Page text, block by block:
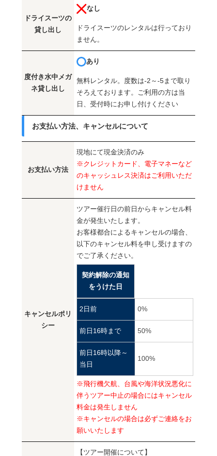
ドライスーツの
貸し出し
なし
ドライスーツのレンタルは行っており
ません。
度付き水中メガ
ネ貸し出し
あり
無料レンタル。度数は-2～-5まで取り
そろえております。ご利用の方は当
日、受付時にお申し付けください
お支払い方法、キャンセルについて
お支払い方法
現地にて現金決済のみ
※クレジットカード、電子マネーなど
のキャッシュレス決済はご利用いただ
けません
キャンセルポリ
シー
ツアー催行日の前日からキャンセル料
金が発生いたします。
お客様都合によるキャンセルの場合、
以下のキャンセル料を申し受けますの
でご了承ください。
契約解除の通知
をうけた日
2日前 0%
前日16時まで 50%
前日16時以降～
当日
100%
※飛行機欠航、台風や海洋状況悪化に
伴うツアー中止の場合にはキャンセル
料金は発生しません
※キャンセルの場合は必ずご連絡をお
願いいたします
【ツアー開催について】